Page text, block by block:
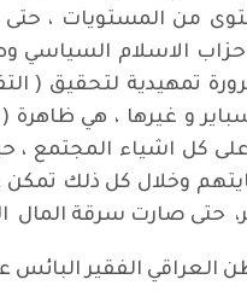
من المستويات ،
الاسلام السياسي
تمهيدية لتحقيق (
و غيرها ، هي
على كل اشياء المجتمع
وخلال كل ذلك
حتى صارت سرقة
العراقي الفقير